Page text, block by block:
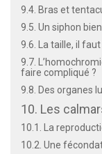
9.4. Bras et
9.5. Un siphon bien
9.6. La taille, il
9.7.
faire compliqué ?
9.8. Des organes
10. Les
10.1. La
10.2. Une